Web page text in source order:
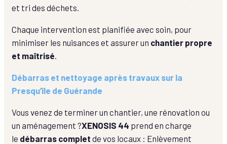
et tri des déchets.
Chaque intervention est planifiée avec soin, pour
minimiser les nuisances et assurer un chantier propre
et maîtrisé.
Débarras et nettoyage après travaux sur la
Presqu’île de Guérande
Vous venez de terminer un chantier, une rénovation ou
un aménagement ?XENOSIS 44 prend en charge
le débarras complet de vos locaux : Enlèvement